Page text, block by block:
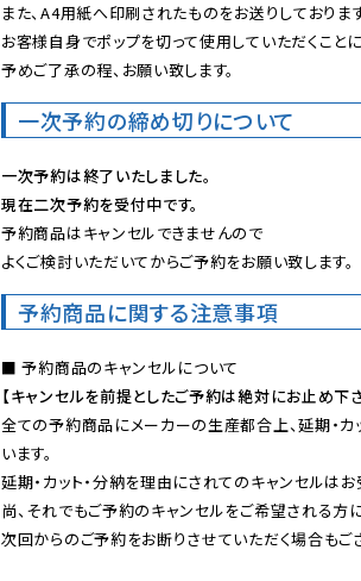
また、A4用紙へ印刷されたものをお送りしておりま
お客様自身でポップを切って使用していただくことに
予めご了承の程、お願い致します。
一次予約の締め切りについて
一次予約は終了いたしました。
現在二次予約を受付中です。
予約商品はキャンセルできませんので
よくご検討いただいてからご予約をお願い致します。
予約商品に関する注意事項
【キャンセルを前提としたご予約は絶対にお止め下
全ての予約商品にメーカーの生産都合上、延期・カ
います。
延期・カット・分納を理由にされてのキャンセルは
尚、それでもご予約のキャンセルをご希望される方
次回からのご予約をお断りさせていただく場合もご